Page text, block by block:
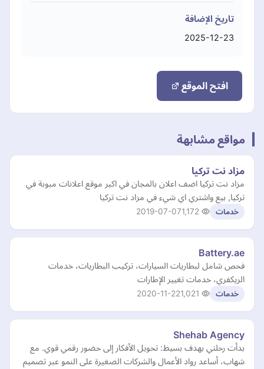
تاريخ الإضافة
2025-12-23
افتح الموقع
مواقع مشابهة
مزاد نت تركيا
مزاد نت تركيا اضف اعلان بالمجان في اكبر موقع اعلانات مبوبة في
تركيا, بيع واشتري اي شيء في مزاد نت تركيا
خدمات 2019-07-07
Battery.ae
فحص شامل لبطاريات السيارات، تركيب البطاريات، خدمات
الريكفري، خدمات تغيير الإطارات
خدمات 2020-11-22
Shehab Agency
بدأت رحلتي بهدف بسيط: تحويل الأفكار إلى حضور رقمي قوي. مع
شهاب، أساعد رواد الأعمال والشركات الصغيرة على النمو عبر تصميم